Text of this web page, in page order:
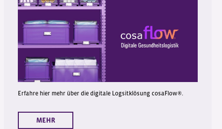
Erfahre hier mehr über die digitale Logsitklösung cosaFlow®.
MEHR